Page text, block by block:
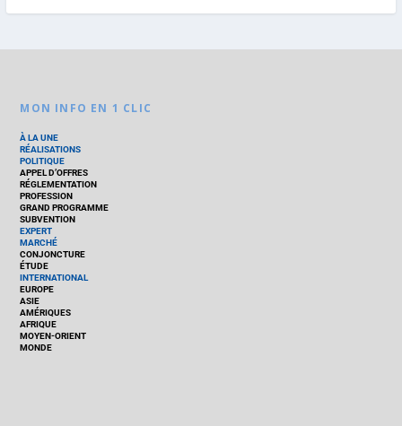
MON INFO EN 1 CLIC
À LA UNE
RÉALISATIONS
POLITIQUE
APPEL D’OFFRES
RÉGLEMENTATION
PROFESSION
GRAND PROGRAMME
SUBVENTION
EXPERT
MARCHÉ
CONJONCTURE
ÉTUDE
INTERNATIONAL
EUROPE
ASIE
AMÉRIQUES
AFRIQUE
MOYEN-ORIENT
MONDE